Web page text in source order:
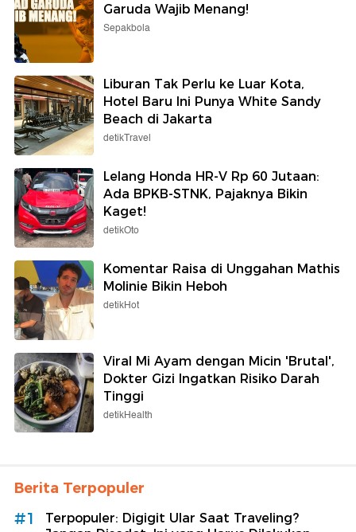
Garuda Wajib Menang!
Sepakbola
Liburan Tak Perlu ke Luar Kota,
Hotel Baru Ini Punya White Sandy
Beach di Jakarta
detikTravel
Lelang Honda HR-V Rp 60 Jutaan:
Ada BPKB-STNK, Pajaknya Bikin
Kaget!
detikOto
Komentar Raisa di Unggahan Mathis
Molinie Bikin Heboh
detikHot
Viral Mi Ayam dengan Micin 'Brutal',
Dokter Gizi Ingatkan Risiko Darah
Tinggi
detikHealth
Berita Terpopuler
#1
Terpopuler: Digigit Ular Saat Traveling?